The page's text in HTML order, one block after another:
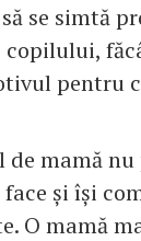
se simtă
copilului,
pentru
de mamă
face și își
O mamă